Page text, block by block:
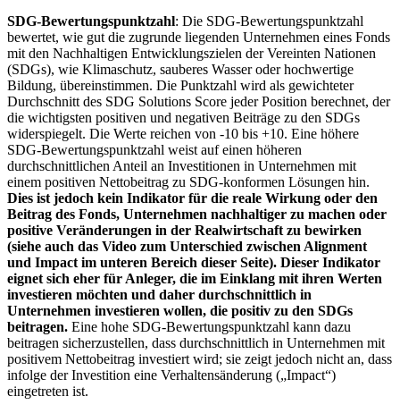
SDG-Bewertungspunktzahl: Die SDG-Bewertungspunktzahl
bewertet, wie gut die zugrunde liegenden Unternehmen eines Fonds
mit den Nachhaltigen Entwicklungszielen der Vereinten Nationen
(SDGs), wie Klimaschutz, sauberes Wasser oder hochwertige
Bildung, übereinstimmen. Die Punktzahl wird als gewichteter
Durchschnitt des SDG Solutions Score jeder Position berechnet, der
die wichtigsten positiven und negativen Beiträge zu den SDGs
widerspiegelt. Die Werte reichen von -10 bis +10. Eine höhere
SDG-Bewertungspunktzahl weist auf einen höheren
durchschnittlichen Anteil an Investitionen in Unternehmen mit
einem positiven Nettobeitrag zu SDG-konformen Lösungen hin.
Dies ist jedoch kein Indikator für die reale Wirkung oder den
Beitrag des Fonds, Unternehmen nachhaltiger zu machen oder
positive Veränderungen in der Realwirtschaft zu bewirken
(siehe auch das Video zum Unterschied zwischen Alignment
und Impact im unteren Bereich dieser Seite). Dieser Indikator
eignet sich eher für Anleger, die im Einklang mit ihren Werten
investieren möchten und daher durchschnittlich in
Unternehmen investieren wollen, die positiv zu den SDGs
beitragen. Eine hohe SDG-Bewertungspunktzahl kann dazu
beitragen sicherzustellen, dass durchschnittlich in Unternehmen mit
positivem Nettobeitrag investiert wird; sie zeigt jedoch nicht an, dass
infolge der Investition eine Verhaltensänderung („Impact“)
eingetreten ist.